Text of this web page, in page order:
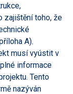
zajištění toho, že
A).
musí vyústit v
informace
Tento
nazýván